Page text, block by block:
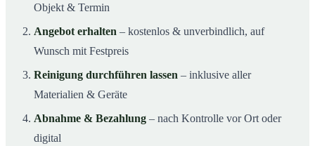
Objekt & Termin
Angebot erhalten – kostenlos & unverbindlich, auf
Wunsch mit Festpreis
Reinigung durchführen lassen – inklusive aller
Materialien & Geräte
Abnahme & Bezahlung – nach Kontrolle vor Ort oder
digital